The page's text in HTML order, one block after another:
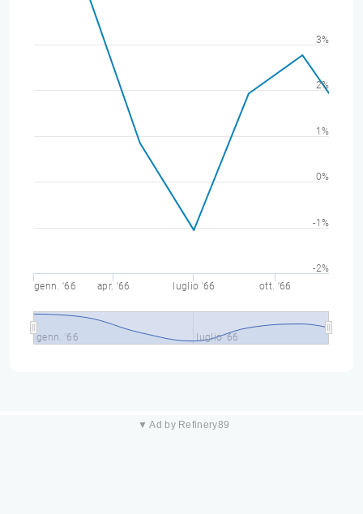
genn. '66 apr. '66 luglio '66 ott. '66
genn. '66 luglio '66
-2%
-1%
0%
1%
2%
3%
▼ Ad by Refinery89